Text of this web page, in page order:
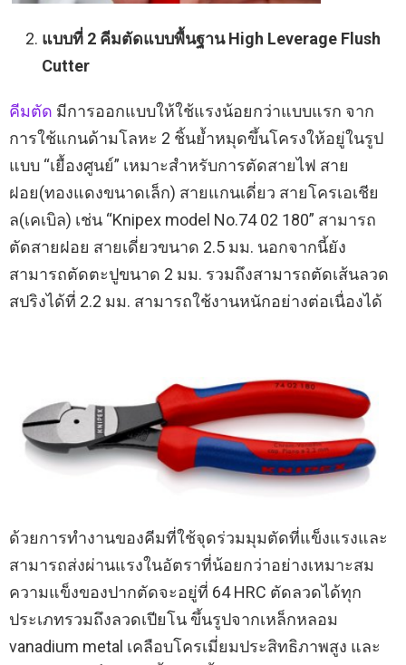
แบบที่ 2 คีมตัดแบบพื้นฐาน High Leverage Flush
Cutter
คีมตัด มีการออกแบบให้ใช้แรงน้อยกว่าแบบแรก จาก
การใช้แกนด้ามโลหะ 2 ชิ้นย้ำหมุดขึ้นโครงให้อยู่ในรูป
แบบ “เยื้องศูนย์” เหมาะสำหรับการตัดสายไฟ สาย
ฝอย(ทองแดงขนาดเล็ก) สายแกนเดี่ยว สายโครเอเชีย
ล(เคเบิล) เช่น “Knipex model No.74 02 180” สามารถ
ตัดสายฝอย สายเดี่ยวขนาด 2.5 มม. นอกจากนี้ยัง
สามารถตัดตะปูขนาด 2 มม. รวมถึงสามารถตัดเส้นลวด
สปริงได้ที่ 2.2 มม. สามารถใช้งานหนักอย่างต่อเนื่องได้
ด้วยการทำงานของคีมที่ใช้จุดร่วมมุมตัดที่แข็งแรงและ
สามารถส่งผ่านแรงในอัตราที่น้อยกว่าอย่างเหมาะสม
ความแข็งของปากตัดจะอยู่ที่ 64 HRC ตัดลวดได้ทุก
ประเภทรวมถึงลวดเปียโน ขึ้นรูปจากเหล็กหลอม
vanadium metal เคลือบโครเมี่ยมประสิทธิภาพสูง และ